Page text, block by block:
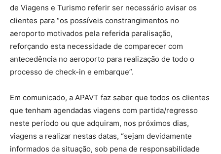
de Viagens e Turismo referir ser necessário avisar os
clientes para “os possíveis constrangimentos no
aeroporto motivados pela referida paralisação,
reforçando esta necessidade de comparecer com
antecedência no aeroporto para realização de todo o
processo de check-in e embarque”.
Em comunicado, a APAVT faz saber que todos os clientes
que tenham agendadas viagens com partida/regresso
neste período ou que adquiram, nos próximos dias,
viagens a realizar nestas datas, “sejam devidamente
informados da situação, sob pena de responsabilidade